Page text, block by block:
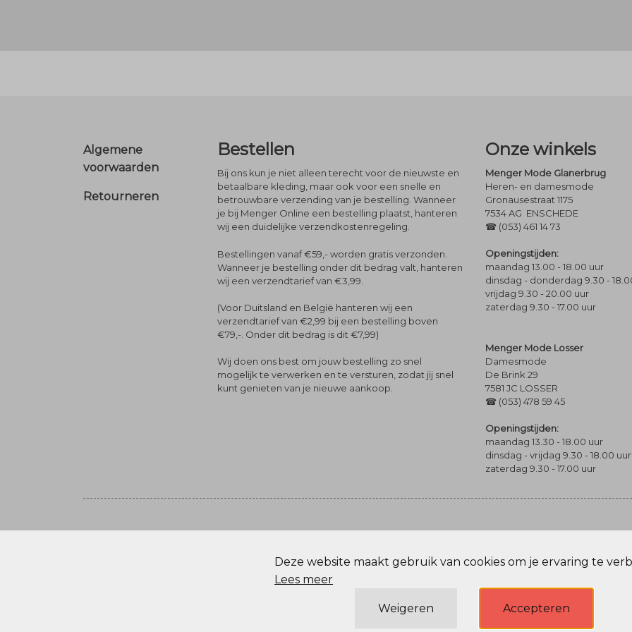
Footer
Algemene
voorwaarden
Retourneren
Bestellen
Bij ons kun je niet alleen terecht voor de nieuwste en
betaalbare kleding, maar ook voor een snelle en
betrouwbare verzending van je bestelling. Wanneer
je bij Menger Online een bestelling plaatst, hanteren
wij een duidelijke verzendkostenregeling.
Bestellingen vanaf €59,- worden gratis verzonden.
Wanneer je bestelling onder dit bedrag valt, hanteren
wij een verzendtarief van €3,99.
(Voor Duitsland en België hanteren wij een
verzendtarief van €2,99 bij een bestelling boven
€79,-. Onder dit bedrag is dit €7,99)
Wij doen ons best om jouw bestelling zo snel
mogelijk te verwerken en te versturen, zodat jij snel
kunt genieten van je nieuwe aankoop.
Onze winkels
Menger Mode Glanerbrug
Heren- en damesmode
Gronausestraat 1175
7534 AG ENSCHEDE
☎ (053) 461 14 73
Openingstijden:
maandag 13.00 - 18.00 uur
dinsdag - donderdag 9.30 -
vrijdag 9.30 - 20.00 uur
zaterdag 9.30 - 17.00 uur
Menger Mode Losser
Damesmode
De Brink 29
7581 JC LOSSER
☎ (053) 478 59 45
Openingstijden:
maandag 13.30 - 18.00 uur
dinsdag - vrijdag 9.30 - 18.00 uur
zaterdag 9.30 - 17.00 uur
Cookie statement Privacy Policy
Deze website maakt gebruik van cookies om je ervaring te
Lees meer
Weigeren Accepteren